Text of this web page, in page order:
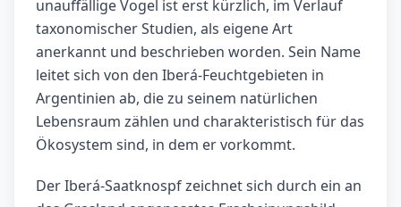
unauffällige Vogel ist erst kürzlich, im Verlauf
taxonomischer Studien, als eigene Art
anerkannt und beschrieben worden. Sein Name
leitet sich von den Iberá-Feuchtgebieten in
Argentinien ab, die zu seinem natürlichen
Lebensraum zählen und charakteristisch für das
Ökosystem sind, in dem er vorkommt.
Der Iberá-Saatknospf zeichnet sich durch ein an